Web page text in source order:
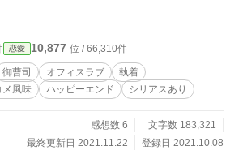
人間不信から初恋に気付かず拗らせ、自覚した
までのゴタゴタ劇。 ※のある話はR18
トにも投稿していますが、アルファポリス先行
恋愛 10,877 位 / 66,310件
御曹司 オフィスラブ
執着
メ風味 ハッピーエンド シリアスあり
感想数 6
文字数 183,321
最終更新日 2021.11.22
登録日 2021.10.08